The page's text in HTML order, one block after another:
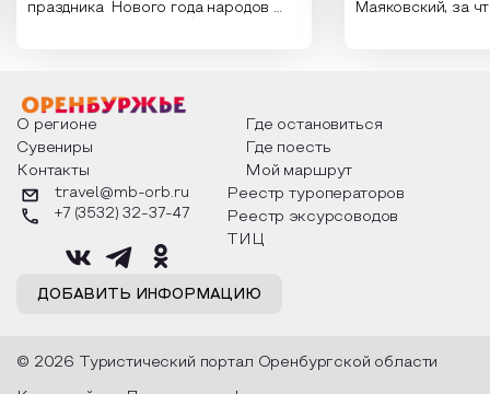
праздника Нового года народов
о том, как встречают новый год в
разных уголках страны, какие
обряды совершают на удачу и
благополучие, в чем схожи и
различаются традиции. Кто такой
Дед Мороз и откуда он пришел, как
его называют в разных уголках
страны и как появились елочные
Маяковский, за
Твардовского и
каждой строчке
восхищение
яркому времени
О регионе
Где остановиться
Сувениры
Где поесть
Контакты
Мой маршрут
ДОБАВИТЬ ИНФОРМАЦИЮ
travel@mb-orb.ru
+7 (3532) 32-37-47
Реестр туроператоров
Реестр эксурсоводов
ТИЦ
© 2026 Туристический портал Оренбургской области